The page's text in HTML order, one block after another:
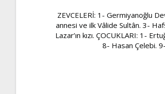
ZEVCELERİ: 1- Germiyanoğlu
annesi ve ilk Vâlide Sultân. 3-
Lazar’ın kızı. ÇOCUKLARI: 1-
8- Hasan Çelebi.